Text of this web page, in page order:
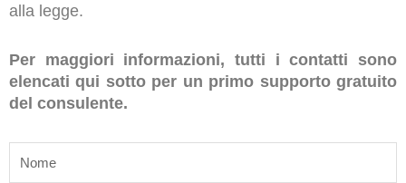
alla legge.
Per maggiori informazioni, tutti i contatti sono
elencati qui sotto per un primo supporto gratuito
del consulente.